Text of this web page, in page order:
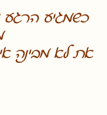
כשמגיע הרגע
את לא מבינה